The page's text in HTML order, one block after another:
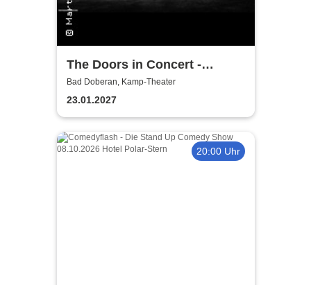
The Doors in Concert -
Authentic Tribute Band
Bad Doberan, Kamp-Theater
23.01.2027
20:00 Uhr